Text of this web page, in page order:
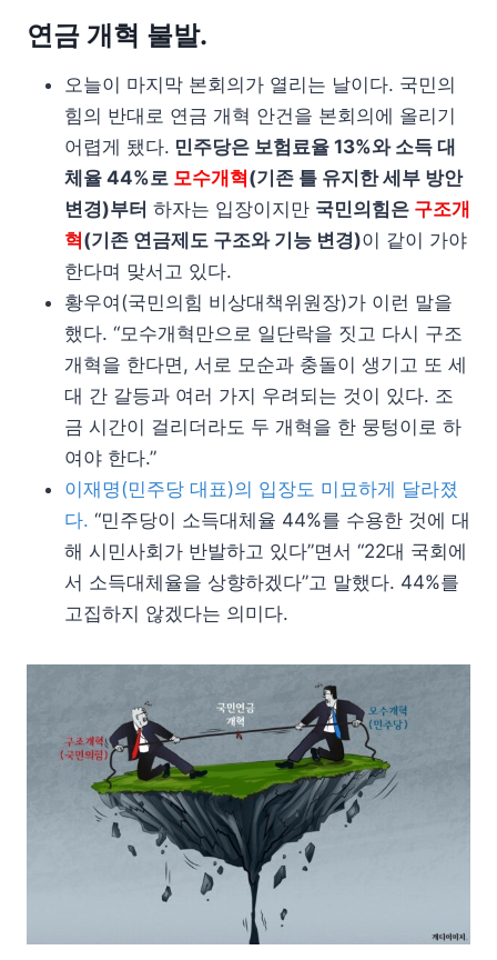
연금 개혁 불발.
오늘이 마지막 본회의가 열리는 날이다. 국민의
힘의 반대로 연금 개혁 안건을 본회의에 올리기
어렵게 됐다. 민주당은 보험료율 13%와 소득 대
체율 44%로 모수개혁(기존 틀 유지한 세부 방안
변경)부터 하자는 입장이지만 국민의힘은 구조개
혁(기존 연금제도 구조와 기능 변경)이 같이 가야
한다며 맞서고 있다.
황우여(국민의힘 비상대책위원장)가 이런 말을
했다. “모수개혁만으로 일단락을 짓고 다시 구조
개혁을 한다면, 서로 모순과 충돌이 생기고 또 세
대 간 갈등과 여러 가지 우려되는 것이 있다. 조
금 시간이 걸리더라도 두 개혁을 한 뭉텅이로 하
여야 한다.”
이재명(민주당 대표)의 입장도 미묘하게 달라졌
다. “민주당이 소득대체율 44%를 수용한 것에 대
해 시민사회가 반발하고 있다”면서 “22대 국회에
서 소득대체율을 상향하겠다”고 말했다. 44%를
고집하지 않겠다는 의미다.